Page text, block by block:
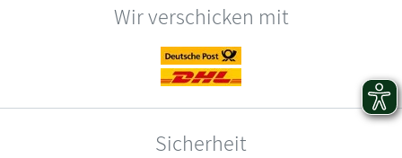
Wir verschicken mit
Sicherheit